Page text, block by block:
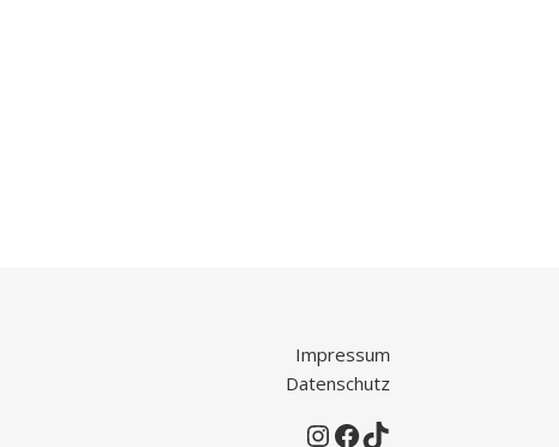
Impressum
Datenschutz
Instagram
Facebook
TikTok